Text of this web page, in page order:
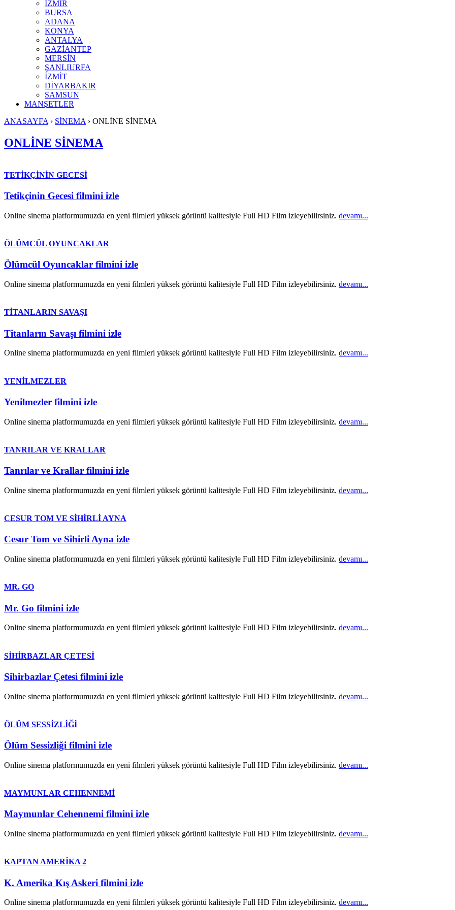
İZMİR
BURSA
ADANA
KONYA
ANTALYA
GAZİANTEP
MERSİN
ŞANLIURFA
İZMİT
DİYARBAKIR
SAMSUN
MANŞETLER
ANASAYFA › SİNEMA › ONLİNE SİNEMA
ONLİNE SİNEMA
TETİKÇİNİN GECESİ
Tetikçinin Gecesi filmini izle
Online sinema platformumuzda en yeni filmleri yüksek görüntü kalitesiyle Full HD Film izleyebilirsiniz. devamı...
ÖLÜMCÜL OYUNCAKLAR
Ölümcül Oyuncaklar filmini izle
Online sinema platformumuzda en yeni filmleri yüksek görüntü kalitesiyle Full HD Film izleyebilirsiniz. devamı...
TİTANLARIN SAVAŞI
Titanların Savaşı filmini izle
Online sinema platformumuzda en yeni filmleri yüksek görüntü kalitesiyle Full HD Film izleyebilirsiniz. devamı...
YENİLMEZLER
Yenilmezler filmini izle
Online sinema platformumuzda en yeni filmleri yüksek görüntü kalitesiyle Full HD Film izleyebilirsiniz. devamı...
TANRILAR VE KRALLAR
Tanrılar ve Krallar filmini izle
Online sinema platformumuzda en yeni filmleri yüksek görüntü kalitesiyle Full HD Film izleyebilirsiniz. devamı...
CESUR TOM VE SİHİRLİ AYNA
Cesur Tom ve Sihirli Ayna izle
Online sinema platformumuzda en yeni filmleri yüksek görüntü kalitesiyle Full HD Film izleyebilirsiniz. devamı...
MR. GO
Mr. Go filmini izle
Online sinema platformumuzda en yeni filmleri yüksek görüntü kalitesiyle Full HD Film izleyebilirsiniz. devamı...
SİHİRBAZLAR ÇETESİ
Sihirbazlar Çetesi filmini izle
Online sinema platformumuzda en yeni filmleri yüksek görüntü kalitesiyle Full HD Film izleyebilirsiniz. devamı...
ÖLÜM SESSİZLİĞİ
Ölüm Sessizliği filmini izle
Online sinema platformumuzda en yeni filmleri yüksek görüntü kalitesiyle Full HD Film izleyebilirsiniz. devamı...
MAYMUNLAR CEHENNEMİ
Maymunlar Cehennemi filmini izle
Online sinema platformumuzda en yeni filmleri yüksek görüntü kalitesiyle Full HD Film izleyebilirsiniz. devamı...
KAPTAN AMERİKA 2
K. Amerika Kış Askeri filmini izle
Online sinema platformumuzda en yeni filmleri yüksek görüntü kalitesiyle Full HD Film izleyebilirsiniz. devamı...